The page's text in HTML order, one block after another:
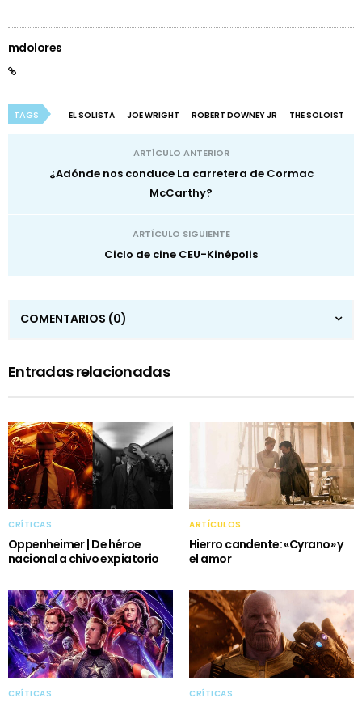
mdolores
TAGS EL SOLISTA JOE WRIGHT ROBERT DOWNEY JR THE SOLOIST
ARTÍCULO ANTERIOR
¿Adónde nos conduce La carretera de Cormac
McCarthy?
ARTÍCULO SIGUIENTE
Ciclo de cine CEU-Kinépolis
COMENTARIOS (0)
Entradas relacionadas
CRÍTICAS
Oppenheimer | De héroe
nacional a chivo expiatorio
ARTÍCULOS
Hierro candente: «Cyrano» y
el amor
CRÍTICAS CRÍTICAS